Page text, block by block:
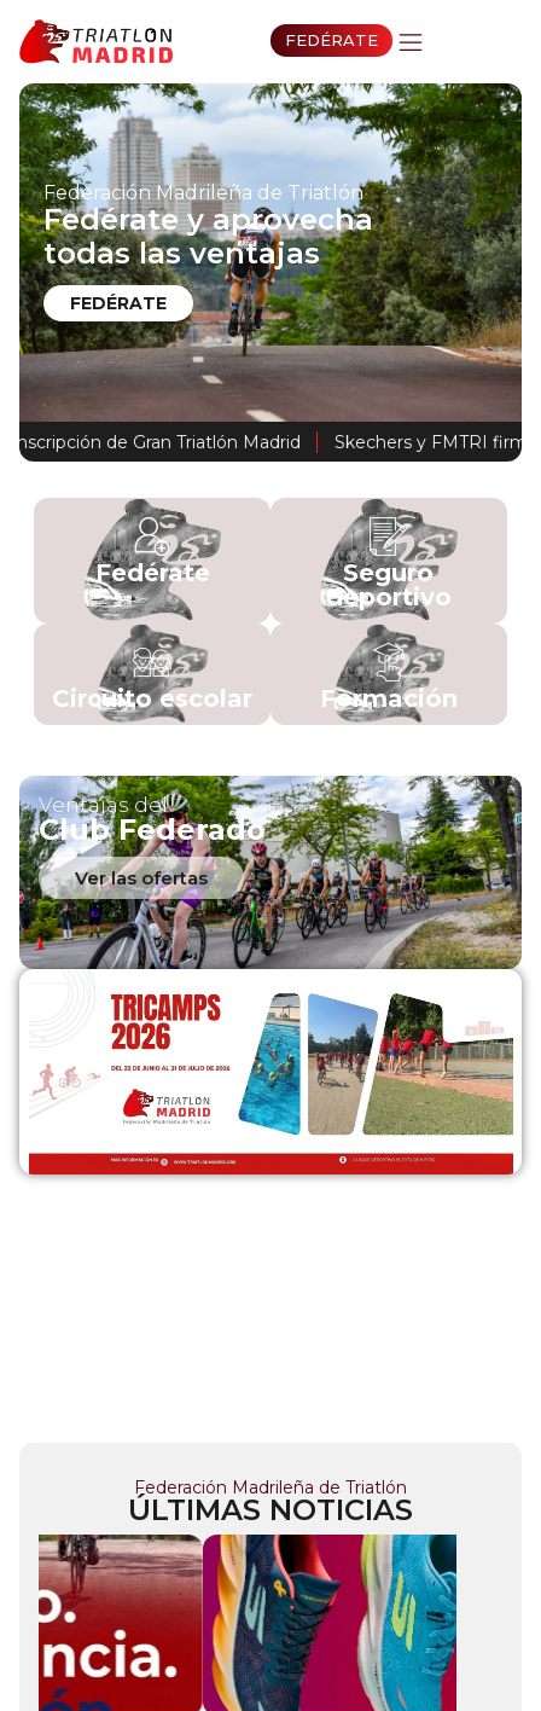
FEDÉRATE
Federación Madrileña de Triatlón
Fedérate y aprovecha
todas las ventajas
FEDÉRATE
de Gran Triatlón Madrid Skechers y FMTRI firman
Fedérate
Seguro
deportivo
Circuito escolar Formación
Ventajas del
Club Federado
Ver las ofertas
Federación Madrileña de Triatlón
ÚLTIMAS NOTICIAS